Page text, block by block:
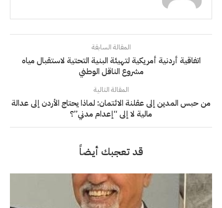
المقالة السابقة
اتفاقية أردنية أمريكية لتهيئة البنية التحتية لاستقبال مياه
مشروع الناقل الوطني
المقالة التالية
من حبس المدين إلى عقلنة الائتمان: لماذا يحتاج الأردن إلى عدالة
مالية لا إلى “إعدام مدني”؟
قد تعجبك أيضاً